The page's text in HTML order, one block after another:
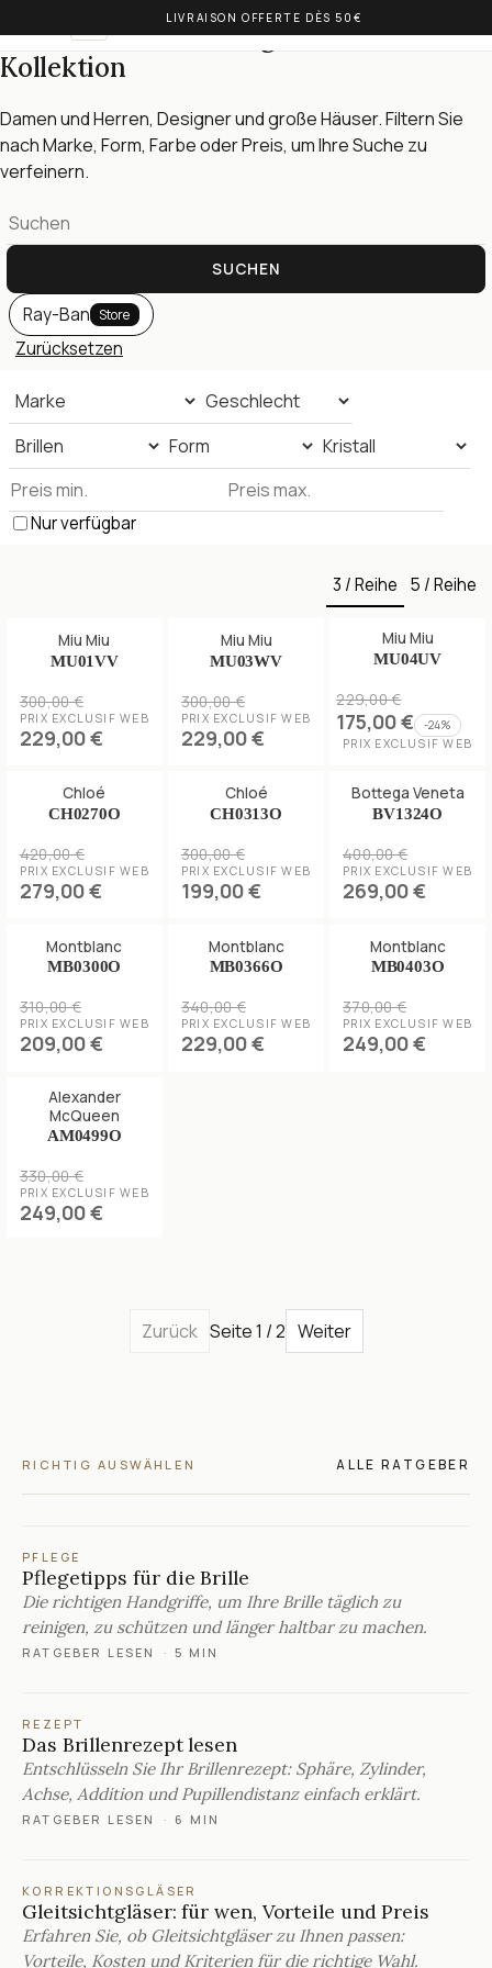
LIVRAISON OFFERTE DÈS 50€
OLIVIA BALM
Korrektionsbrillen — gesamte
Kollektion
Damen und Herren, Designer und große Häuser. Filtern Sie
nach Marke, Form, Farbe oder Preis, um Ihre Suche zu
verfeinern.
SUCHEN
Ray-Ban Store
Zurücksetzen
Nur verfügbar
3 / Reihe 5 / Reihe
Miu Miu
MU01VV
300,00 €
PRIX EXCLUSIF WEB
229,00 €
Miu Miu
MU03WV
300,00 €
PRIX EXCLUSIF WEB
229,00 €
Miu Miu
MU04UV
229,00 €
175,00 € -24%
PRIX EXCLUSIF WEB
Chloé
CH0270O
420,00 €
PRIX EXCLUSIF WEB
279,00 €
Chloé
CH0313O
300,00 €
PRIX EXCLUSIF WEB
199,00 €
Bottega Veneta
BV1324O
400,00 €
PRIX EXCLUSIF WEB
269,00 €
Montblanc
MB0300O
310,00 €
PRIX EXCLUSIF WEB
209,00 €
Montblanc
MB0366O
340,00 €
PRIX EXCLUSIF WEB
229,00 €
Montblanc
MB0403O
370,00 €
PRIX EXCLUSIF WEB
249,00 €
Alexander
McQueen
AM0499O
330,00 €
PRIX EXCLUSIF WEB
249,00 €
Zurück Seite 1 / 2 Weiter
RICHTIG AUSWÄHLEN ALLE RATGEBER
PFLEGE
Pflegetipps für die Brille
Die richtigen Handgriffe, um Ihre Brille täglich zu
reinigen, zu schützen und länger haltbar zu machen.
RATGEBER LESEN · 5 MIN
REZEPT
Das Brillenrezept lesen
Entschlüsseln Sie Ihr Brillenrezept: Sphäre, Zylinder,
Achse, Addition und Pupillendistanz einfach erklärt.
RATGEBER LESEN · 6 MIN
KORREKTIONSGLÄSER
Gleitsichtgläser: für wen, Vorteile und Preis
Erfahren Sie, ob Gleitsichtgläser zu Ihnen passen:
Vorteile, Kosten und Kriterien für die richtige Wahl.